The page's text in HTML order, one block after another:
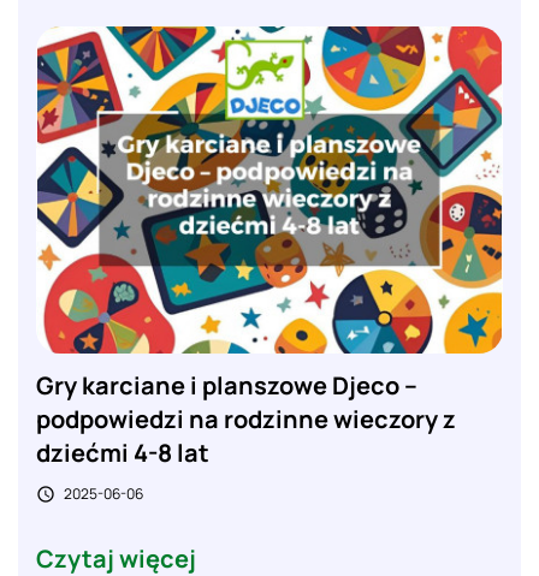
Gry karciane i planszowe Djeco –
podpowiedzi na rodzinne wieczory z
dziećmi 4-8 lat
 2025-06-06
Czytaj więcej